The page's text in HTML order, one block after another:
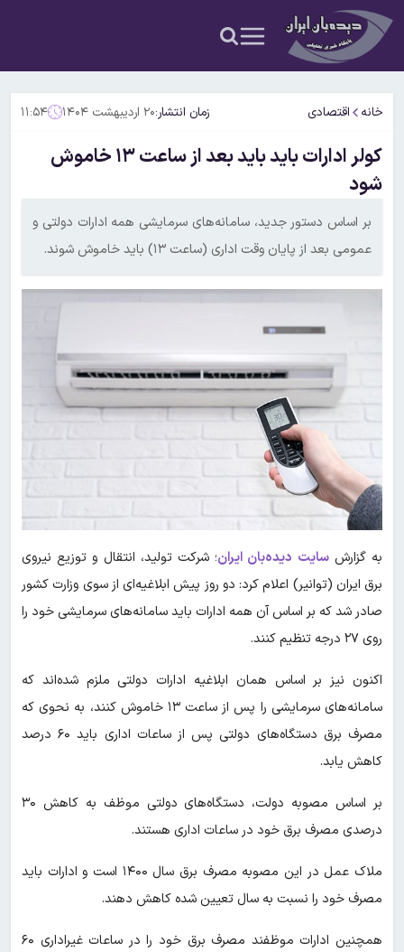
خانه اقتصادی زمان انتشار:۲۰ اردیبهشت ۱۴۰۴ ۱۱:۵۴
کولر ادارات باید باید بعد از ساعت ۱۳ خاموش
شود
بر اساس دستور جدید، سامانه‌های سرمایشی همه ادارات دولتی و
عمومی بعد از پایان وقت اداری (ساعت ۱۳) باید خاموش شوند.
به گزارشسایت دیده‌بان ایران؛ شرکت تولید، انتقال و توزیع نیروی
برق ایران (توانیر) اعلام کرد: دو روز پیش ابلاغیه‌ای از سوی وزارت کشور
صادر شد که بر اساس آن همه ادارات باید سامانه‌های سرمایشی خود را
روی ۲۷ درجه تنظیم کنند.
اکنون نیز بر اساس همان ابلاغیه ادارات دولتی ملزم شده‌اند که
سامانه‌های سرمایشی را پس از ساعت ۱۳ خاموش کنند، به نحوی که
مصرف برق دستگاه‌های دولتی پس از ساعات اداری باید ۶۰ درصد
کاهش یابد.
بر اساس مصوبه دولت، دستگاه‌های دولتی موظف به کاهش ۳۰
درصدی مصرف برق خود در ساعات اداری هستند.
ملاک عمل در این مصوبه مصرف برق سال ۱۴۰۰ است و ادارات باید
مصرف خود را نسبت به سال تعیین شده کاهش دهند.
همچنین ادارات موظفند مصرف برق خود را در ساعات غیراداری ۶۰